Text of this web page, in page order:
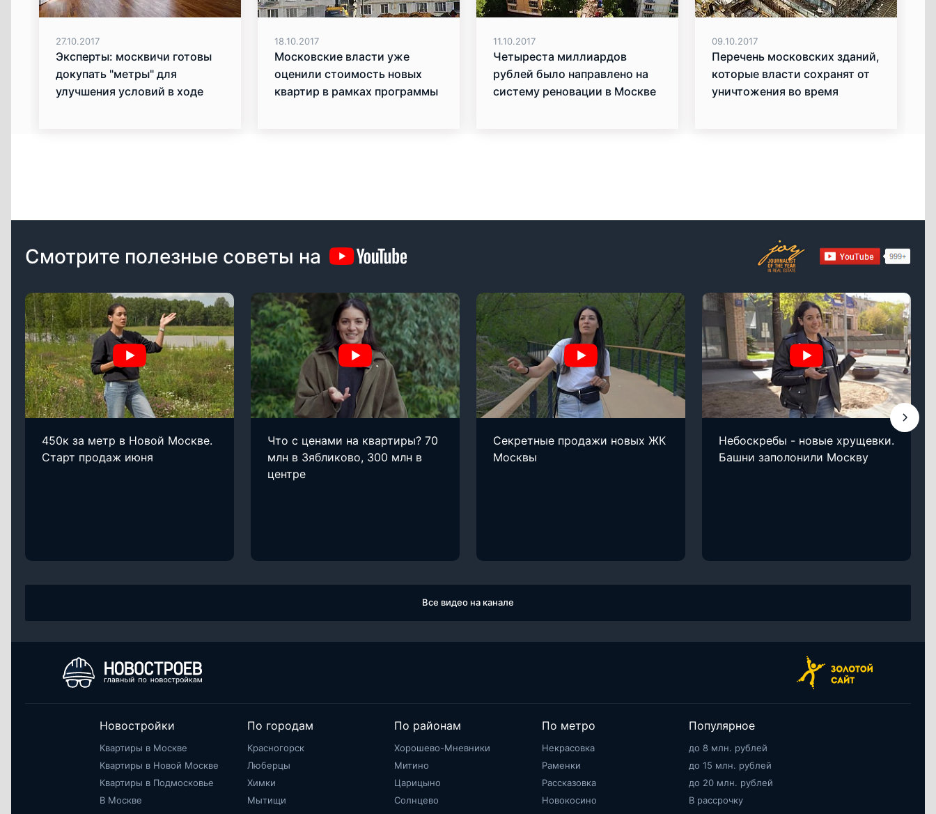
27.10.2017
Эксперты: москвичи готовы
докупать "метры" для
улучшения условий в ходе
18.10.2017
Московские власти уже
оценили стоимость новых
квартир в рамках программы
11.10.2017
Четыреста миллиардов
рублей было направлено на
систему реновации в Москве
09.10.2017
Перечень московских зданий,
которые власти сохранят от
уничтожения во время
Смотрите полезные советы на
450к за метр в Новой Москве.
Старт продаж июня
Что с ценами на квартиры? 70
млн в Зябликово, 300 млн в
центре
Секретные продажи новых ЖК
Москвы
Небоскребы - новые хрущевки.
Башни заполонили Москву
Все видео на канале
Новостройки
Квартиры в Москве
Квартиры в Новой Москве
Квартиры в Подмосковье
В Москве
По городам
Красногорск
Люберцы
Химки
Мытищи
По районам
Хорошево-Мневники
Митино
Царицыно
Солнцево
По метро
Некрасовка
Раменки
Рассказовка
Новокосино
Популярное
до 8 млн. рублей
до 15 млн. рублей
до 20 млн. рублей
В рассрочку